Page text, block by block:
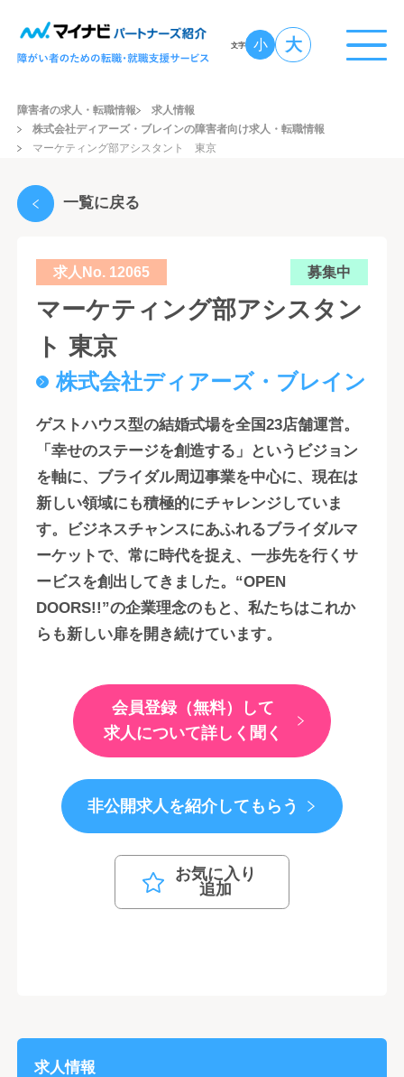
文字 小 大
障害者の求人・転職情報
求人情報
株式会社ディアーズ・ブレインの障害者向け求人・転職情報
マーケティング部アシスタント 東京
一覧に戻る
求人No. 12065 募集中
マーケティング部アシスタン
ト 東京
株式会社ディアーズ・ブレイン
ゲストハウス型の結婚式場を全国23店舗運営。
「幸せのステージを創造する」というビジョン
を軸に、ブライダル周辺事業を中心に、現在は
新しい領域にも積極的にチャレンジしていま
す。ビジネスチャンスにあふれるブライダルマ
ーケットで、常に時代を捉え、一歩先を行くサ
ービスを創出してきました。“OPEN
DOORS!!”の企業理念のもと、私たちはこれか
らも新しい扉を開き続けています。
会員登録（無料）して
求人について詳しく聞く
非公開求人を紹介してもらう
お気に入り
追加
求人情報